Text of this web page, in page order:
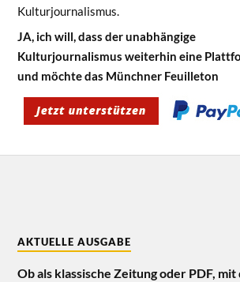
Kulturjournalismus.
JA, ich will, dass der unabhängige
Kulturjournalismus weiterhin eine
und möchte das Münchner Feuilleton
AKTUELLE AUSGABE
Ob als klassische Zeitung oder PDF,